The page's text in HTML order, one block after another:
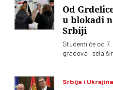
Od
u blokadi
Srbiji
Studenti će od
gradova i sela
Srbija i Ukrajina